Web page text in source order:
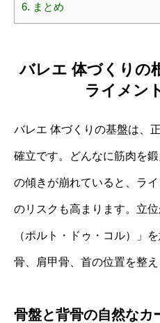
6. まとめ
バレエ 体づくりの
ライメン
バレエ 体づくりの基盤は、
確立です。どんなに筋肉を
の傾きが崩れていると、ラ
のリスクも高まります。立
（ポルト・ドゥ・コル）」
骨、肩甲骨、首の位置を整え
骨盤と背骨の自然なカ